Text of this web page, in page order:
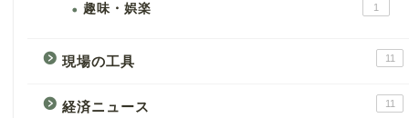
趣味・娯楽 1
現場の工具 11
経済ニュース 11